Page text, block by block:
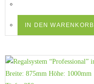
IN DEN WARENKORB